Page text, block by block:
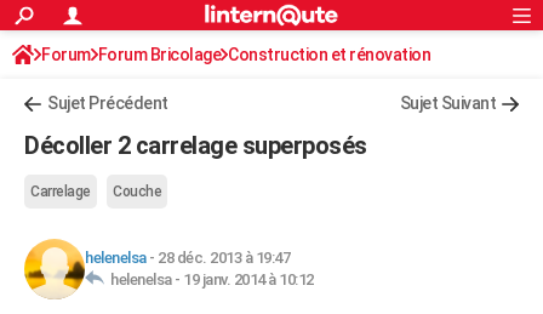
ACTUALITÉS
Politique
Société
Faits Divers
Education
Monde
Villes
+
Essais
Réserver un essai
Citadines
Berlines
SUV
Forum auto
+HIGH-TECH
Rechercher
S'inscrire
Connexion
Forum Forum Bricolage Construction et rénovation
Sujet Précédent Sujet Suivant
Décoller 2 carrelage superposés
Carrelage Couche
helenelsa- 28 déc. 2013 à 19:47
helenelsa - 19 janv. 2014 à 10:12